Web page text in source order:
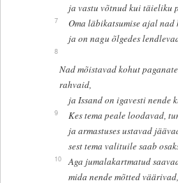
ja vastu võtnud kui täieliku
7
Oma läbikatsumise ajal
ja on nagu õlgedes
8
Nad mõistavad kohut
rahvaid,
ja Issand on igavesti nende
9
Kes tema peale loodavad,
ja armastuses ustavad
sest tema valituile saab
10
Aga jumalakartmatud
mida nende mõtted väärivad,